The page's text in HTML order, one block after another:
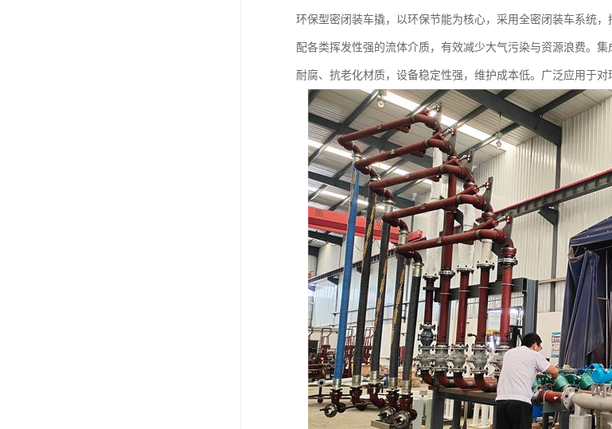
环保型密闭装车撬，以环保节能为核心，采用全密闭装车系统
配各类挥发性强的流体介质，有效减少大气污染与资源浪费。
耐腐、抗老化材质，设备稳定性强，维护成本低。广泛应用于